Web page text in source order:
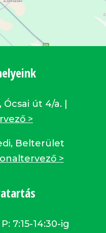
út 4/a. |
>
Belterület
>
7:15-14:30-ig